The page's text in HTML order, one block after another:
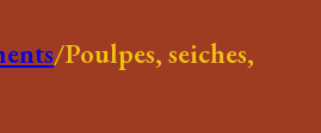
/Poulpes, seiches,